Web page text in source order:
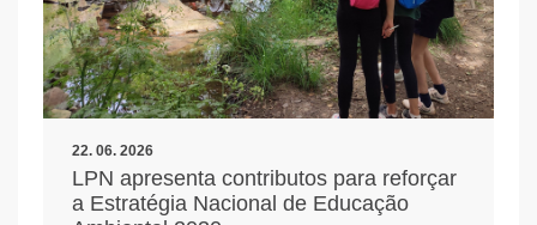
22. 06. 2026
LPN apresenta contributos para reforçar
a Estratégia Nacional de Educação